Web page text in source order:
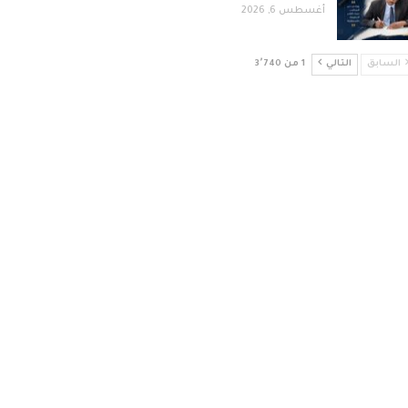
أغسطس 6, 2026
السابق التالي 1 من 3٬740